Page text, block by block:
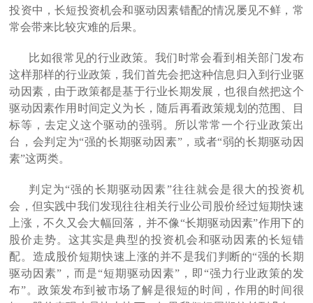
投资中，长短投资机会和驱动因素错配的情况屡见不鲜，常
常会带来比较灾难的后果。
比如很常见的行业政策。我们时常会看到相关部门发布
这样那样的行业政策，我们首先会把这种信息归入到行业驱
动因素，由于政策都是基于行业长期发展，也很自然把这个
驱动因素作用时间定义为长，随后再看政策规划的范围、目
标等，去定义这个驱动的强弱。所以常常一个行业政策出
台，会判定为“强的长期驱动因素”，或者“弱的长期驱动因
素”这两类。
判定为“强的长期驱动因素”往往就会是很大的投资机
会，但实践中我们发现往往相关行业公司股价经过短期快速
上涨，不久又会大幅回落，并不像“长期驱动因素”作用下的
股价走势。这其实是典型的投资机会和驱动因素的长短错
配。造成股价短期快速上涨的并不是我们判断的“强的长期
驱动因素”，而是“短期驱动因素”，即“强力行业政策的发
布”。政策发布到被市场了解是很短的时间，作用的时间很